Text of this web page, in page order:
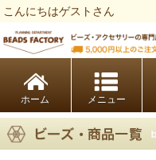
こんにちはゲストさん
ホーム